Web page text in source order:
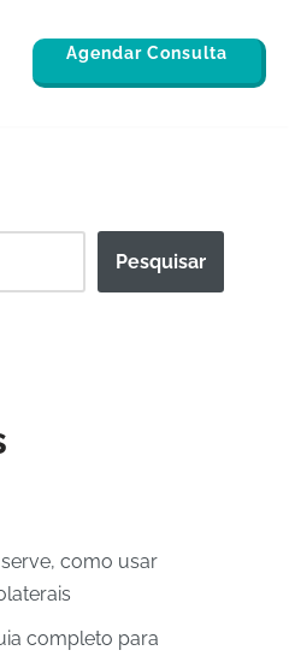
Agendar Consulta
Pesquisar
como usar
completo para